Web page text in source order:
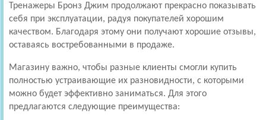
Тренажеры Бронз Джим продолжают прекрасно показывать
себя при эксплуатации, радуя покупателей хорошим
качеством. Благодаря этому они получают хорошие отзывы,
оставаясь востребованными в продаже.
Магазину важно, чтобы разные клиенты смогли купить
полностью устраивающие их разновидности, с которыми
можно будет эффективно заниматься. Для этого
предлагаются следующие преимущества: